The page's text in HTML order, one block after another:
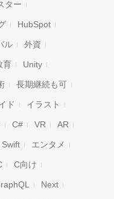
ター
HubSpot
ル 外資
育 Unity
長期継続も可
ド イラスト
C# VR AR
Swift エンタメ
C向け
Next